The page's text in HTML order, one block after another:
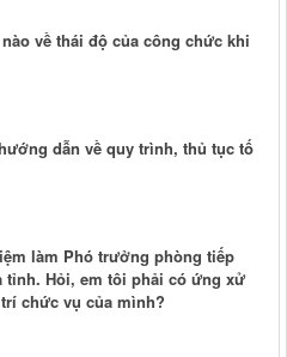
về thái độ của công chức khi
dẫn về quy trình, thủ tục tố
làm Phó trưởng phòng tiếp
tỉnh. Hỏi, em tôi phải có ứng xử
chức vụ của mình?